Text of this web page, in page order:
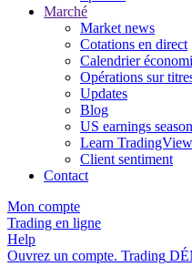
Marché
Market news
Cotations en direct
Calendrier
Opérations sur
Updates
Blog
US earnings season
Learn TradingView
Client sentiment
Contact
Mon compte
Trading en ligne
Help
Ouvrez un compte. Trading